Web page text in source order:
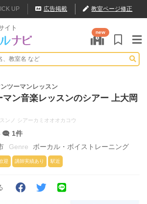
UP 広告掲載 教室ページ修正
イト
new
ツーマンレッスン
ン音楽レッスンのシアー 上大岡
ンノ シアーカミオオオカコウ
1件
ボーカル・ボイストレーニング
迎 講師実績あり 駅近